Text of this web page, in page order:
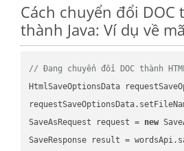
Cách chuyển đổi DOC
thành Java: Ví dụ về
// Đang chuyển đổi DOC thành
HtmlSaveOptionsData
SaveAsRequest request = new
SaveResponse result =